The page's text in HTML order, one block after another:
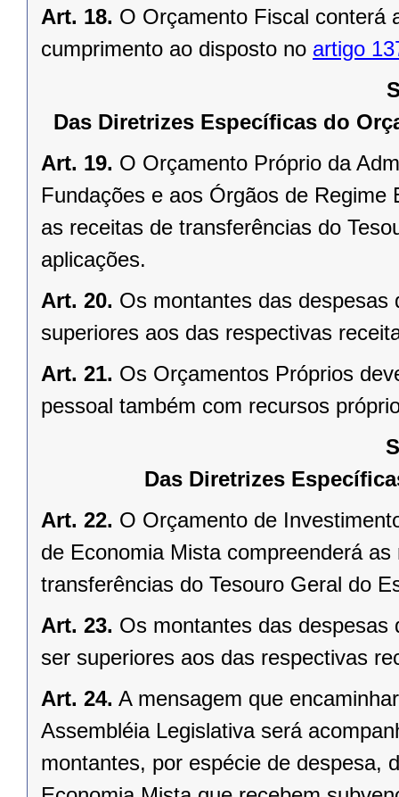
Art. 18. O Orçamento Fiscal conterá
cumprimento ao disposto no artigo
Das Diretrizes Específicas do
Art. 19. O Orçamento Próprio da
Fundações e aos Órgãos de
as receitas de transferências do
aplicações.
Art. 20. Os montantes das despesas
superiores aos das respectivas
Art. 21. Os Orçamentos Próprios
pessoal também com recursos
Das Diretrizes
Art. 22. O Orçamento de
de Economia Mista compreenderá
transferências do Tesouro Geral do
Art. 23. Os montantes das despesas
ser superiores aos das respectivas
Art. 24. A mensagem que
Assembléia Legislativa será
montantes, por espécie de despesa,